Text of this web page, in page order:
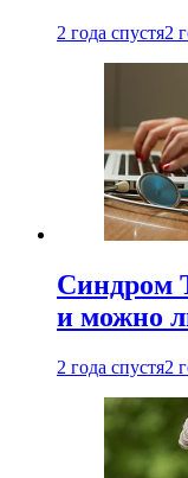
2 года спустя2
Синдром
и можно
2 года спустя2